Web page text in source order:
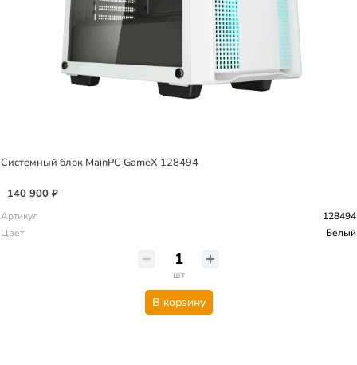
Системный блок MainPC GameX 128494
140 900 ₽
Артикул
128494
Цвет
Белый
шт
В корзину